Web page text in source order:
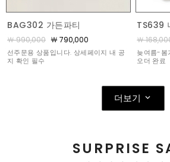
BAG302 가든파티
￦ 990,000 ￦ 790,000
선주문용 상품입니다. 상세페이지 내 공
지 확인 필수
TS639
￦
늦여름-봄
오더 완료
더보기
SURPRISE